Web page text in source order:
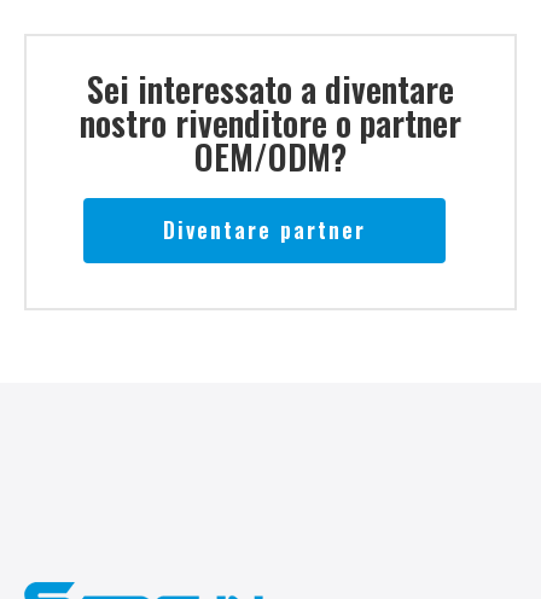
Sei interessato a diventare
nostro rivenditore o partner
OEM/ODM?
Diventare partner